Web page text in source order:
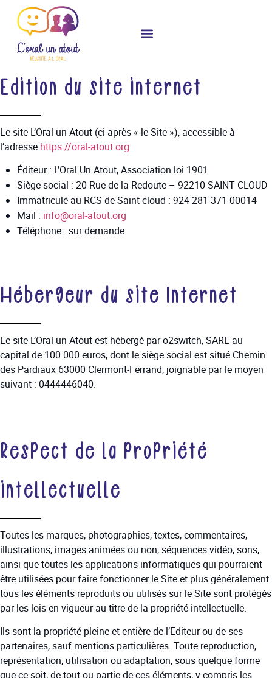
Edition du site internet
Le site L’Oral un Atout (ci-après « le Site »), accessible à
l’adresse https://oral-atout.org
Éditeur : L’Oral Un Atout, Association loi 1901
Siège social : 20 Rue de la Redoute – 92210 SAINT CLOUD
Immatriculé au RCS de Saint-cloud : 924 281 371 00014
Mail : info@oral-atout.org
Téléphone : sur demande
Hébergeur du site Internet
Le site L’Oral un Atout est hébergé par o2switch, SARL au
capital de 100 000 euros, dont le siège social est situé Chemin
des Pardiaux 63000 Clermont-Ferrand, joignable par le moyen
suivant : 0444446040.
Respect de la propriété
intellectuelle
Toutes les marques, photographies, textes, commentaires,
illustrations, images animées ou non, séquences vidéo, sons,
ainsi que toutes les applications informatiques qui pourraient
être utilisées pour faire fonctionner le Site et plus généralement
tous les éléments reproduits ou utilisés sur le Site sont protégés
par les lois en vigueur au titre de la propriété intellectuelle.
Ils sont la propriété pleine et entière de l’Editeur ou de ses
partenaires, sauf mentions particulières. Toute reproduction,
représentation, utilisation ou adaptation, sous quelque forme
que ce soit, de tout ou partie de ces éléments, y compris les